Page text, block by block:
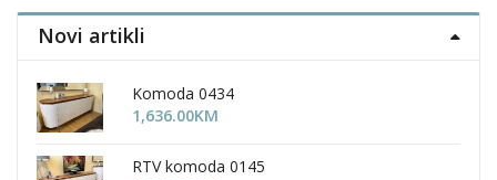
the
product
Novi artikli
Komoda 0434
1,636.00KM
RTV komoda 0145